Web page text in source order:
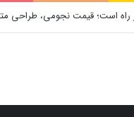
هر پست فقط پنج هشتگ